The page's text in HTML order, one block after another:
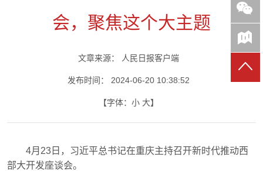
七一视角
作风建设
党史参阅
七一书院
七一号
会，聚焦这个大主题
文章来源： 人民日报客户端
发布时间： 2024-06-20 10:38:52
【字体： 小 大】
4月23日，习近平总书记在重庆主持召开新时代推动西
部大开发座谈会。